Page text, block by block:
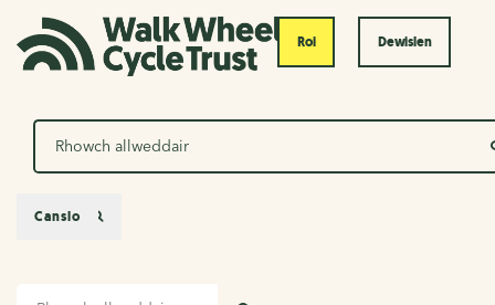
Roi Dewislen
Chwilio
Canslo